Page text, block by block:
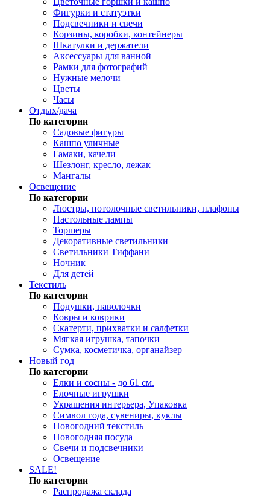
Фигурки и статуэтки
Подсвечники и свечи
Корзины, коробки, контейнеры
Шкатулки и держатели
Аксессуары для ванной
Рамки для фотографий
Нужные мелочи
Цветы
Часы
Отдых/дача
По категории
Садовые фигуры
Кашпо уличные
Гамаки, качели
Шезлонг, кресло, лежак
Мангалы
Освещение
По категории
Люстры, потолочные светильники, плафоны
Настольные лампы
Торшеры
Декоративные светильники
Светильники Тиффани
Ночник
Для детей
Текстиль
По категории
Подушки, наволочки
Ковры и коврики
Скатерти, прихватки и салфетки
Мягкая игрушка, тапочки
Сумка, косметичка, органайзер
Новый год
По категории
Елки и сосны - до 61 см.
Елочные игрушки
Украшения интерьера, Упаковка
Символ года, сувениры, куклы
Новогодний текстиль
Новогодняя посуда
Свечи и подсвечники
Освещение
SALE!
По категории
Распродажа склада